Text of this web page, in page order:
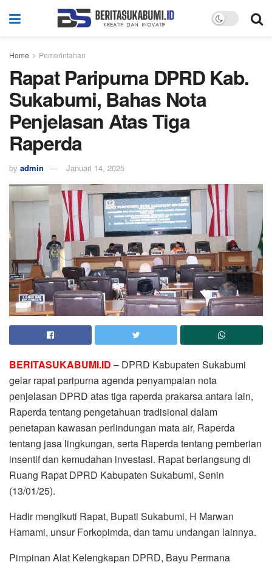
Home Pemerintahan
Rapat Paripurna DPRD Kab.
Sukabumi, Bahas Nota
Penjelasan Atas Tiga
Raperda
by admin Januari 14, 2025
BERITASUKABUMI.ID – DPRD Kabupaten Sukabumi
gelar rapat paripurna agenda penyampaian nota
penjelasan DPRD atas tiga raperda prakarsa antara lain,
Raperda tentang pengetahuan tradisional dalam
penetapan kawasan perlindungan mata air, Raperda
tentang jasa lingkungan, serta Raperda tentang pemberian
insentif dan kemudahan investasi. Rapat berlangsung di
Ruang Rapat DPRD Kabupaten Sukabumi, Senin
(13/01/25).
Hadir mengikuti Rapat, Bupati Sukabumi, H Marwan
Hamami, unsur Forkopimda, dan tamu undangan lainnya.
Pimpinan Alat Kelengkapan DPRD, Bayu Permana